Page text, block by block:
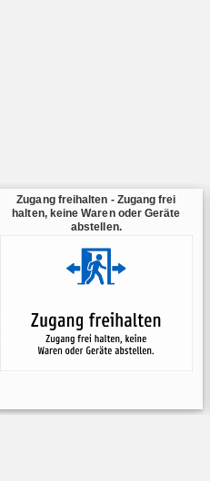
Zugang freihalten - Zugang frei
halten, keine Waren oder Geräte
abstellen.